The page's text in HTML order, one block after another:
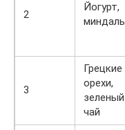
2
Йогурт,
миндаль
3
Грецкие
орехи,
зеленый
чай